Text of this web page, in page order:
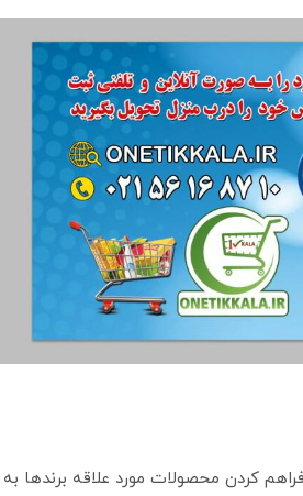
کردن محصولات مورد علاقه برندها به